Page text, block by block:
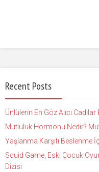
Recent Posts
Ünlülerin En Göz Alıcı
Mutluluk Hormonu Nedir?
Yaşlanma Karşıtı Beslenme
Squid Game, Eski Çocuk
Dizisi